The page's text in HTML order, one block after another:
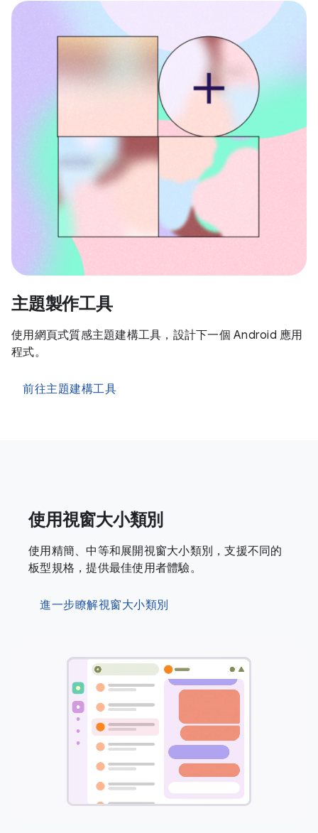
主題製作工具
使用網頁式質感主題建構工具，設計下一個 Android 應用
程式。
前往主題建構工具
使用視窗大小類別
使用精簡、中等和展開視窗大小類別，支援不同的
板型規格，提供最佳使用者體驗。
進一步瞭解視窗大小類別